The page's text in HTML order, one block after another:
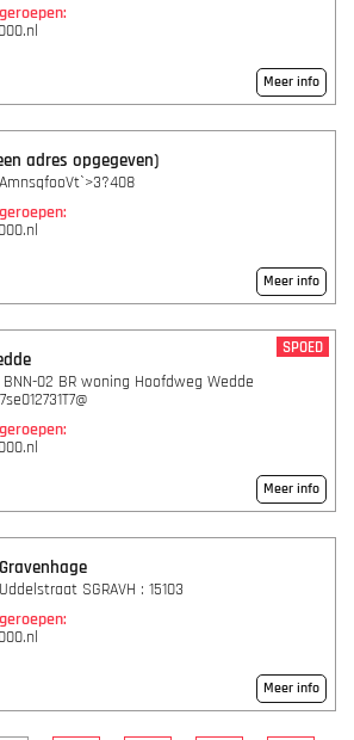
Meer info
adres opgegeven)
Meer info
SPOED
BNN-02 BR woning Hoofdweg Wedde
Meer info
SGRAVH : 15103
Meer info